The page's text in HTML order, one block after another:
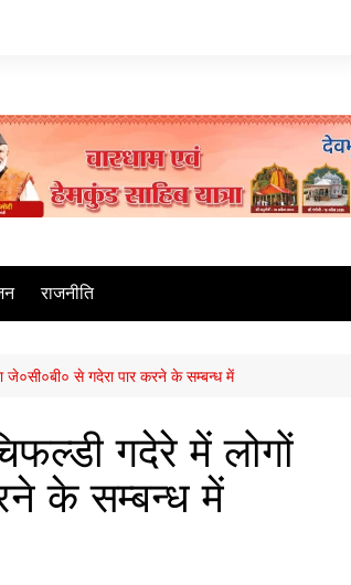
राजनीति
जे०सी०बी० से गदेरा पार करने के सम्बन्ध में
गदेरे में लोगों
के सम्बन्ध में